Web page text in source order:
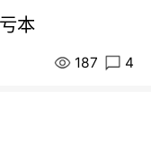
本
187 4